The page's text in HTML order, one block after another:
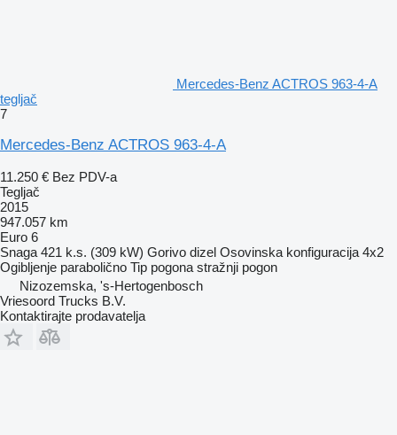
Mercedes-Benz ACTROS 963-4-A
tegljač
7
Mercedes-Benz ACTROS 963-4-A
11.250 € Bez PDV-a
Tegljač
2015
947.057 km
Euro 6
Snaga 421 k.s. (309 kW) Gorivo dizel Osovinska konfiguracija 4x2
Ogibljenje parabolično Tip pogona stražnji pogon
Nizozemska, 's-Hertogenbosch
Vriesoord Trucks B.V.
Kontaktirajte prodavatelja